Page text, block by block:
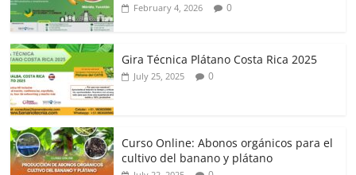
February 4, 2026 0
Gira Técnica Plátano Costa Rica 2025
July 25, 2025 0
Curso Online: Abonos orgánicos para el
cultivo del banano y plátano